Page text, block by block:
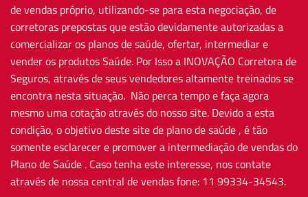
de vendas próprio, utilizando-se para esta negociação, de
corretoras prepostas que estão devidamente autorizadas a
comercializar os planos de saúde, ofertar, intermediar e
vender os produtos Saúde. Por Isso a INOVAÇÃO Corretora de
Seguros, através de seus vendedores altamente treinados se
encontra nesta situação. Não perca tempo e faça agora
mesmo uma cotação através do nosso site. Devido a esta
condição, o objetivo deste site de plano de saúde , é tão
somente esclarecer e promover a intermediação de vendas do
Plano de Saúde . Caso tenha este interesse, nos contate
através de nossa central de vendas fone: 11 99334-34543.